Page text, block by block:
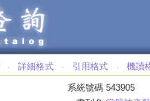
‧ 詳細格式 ‧ 引用格式 ‧ 機讀
系統號碼 543905